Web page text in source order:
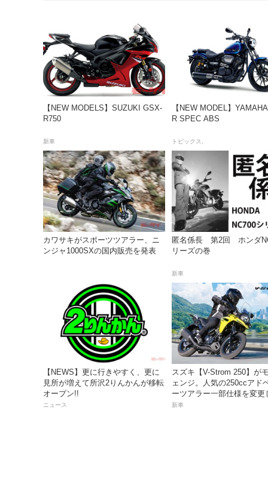
【NEW MODELS】SUZUKI GSX-
R750
新車
【NEW MODEL】
R SPEC ABS
トピックス,
カワサキがスポーツツアラー、ニ
ンジャ1000SXの国内販売を発表
匿名係長 第2回 ホンダ
リーズの巻
新車
【NEWS】更に行きやすく、更に
見所が増えて所沢2りんかんが移転
オープン!!
ニュース
スズキ【V-Strom 250】が
ェンジ。人気の250ccアド
ーツアラー一部仕様を変更
23日発売。価格68万5300円
新車